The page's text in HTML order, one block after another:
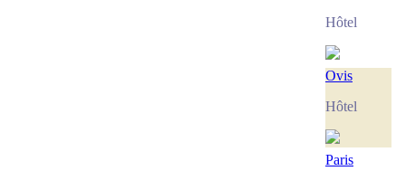
Hôtel
Ovis
Hôtel
Paris